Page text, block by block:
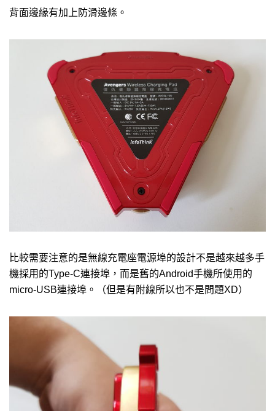
背面邊緣有加上防滑邊條。
比較需要注意的是無線充電座電源埠的設計不是越來越多手
機採用的Type-C連接埠，而是舊的Android手機所使用的
micro-USB連接埠。（但是有附線所以也不是問題XD）